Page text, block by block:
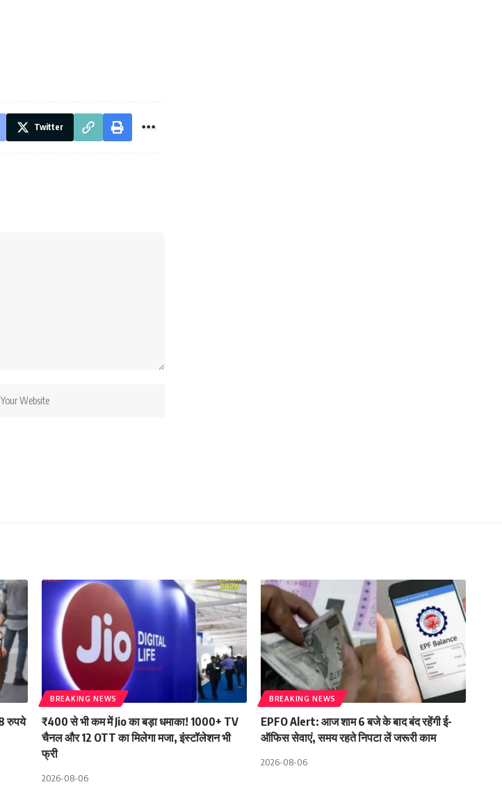
Twitter
रुपये
BREAKING NEWS
₹400 से भी कम में Jio का बड़ा धमाका! 1000+ TV
चैनल और 12 OTT का मिलेगा मजा, इंस्टॉलेशन भी
फ्री
2026-08-06
BREAKING NEWS
EPFO Alert: आज शाम 6 बजे के बाद बंद रहेंगी ई-
ऑफिस सेवाएं, समय रहते निपटा लें जरूरी काम
2026-08-06